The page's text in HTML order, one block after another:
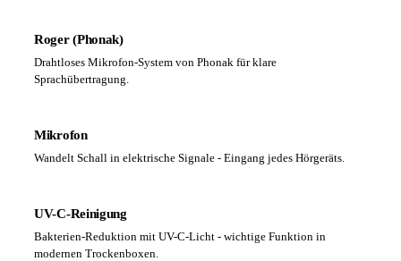
Roger (Phonak)
Drahtloses Mikrofon-System von Phonak für klare
Sprachübertragung.
Mikrofon
Wandelt Schall in elektrische Signale - Eingang jedes Hörgeräts.
UV-C-Reinigung
Bakterien-Reduktion mit UV-C-Licht - wichtige Funktion in
modernen Trockenboxen.